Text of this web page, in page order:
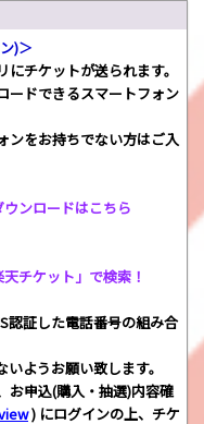
)＞
チケットが送られます。
ードできるスマートフォン
ンをお持ちでない方はご入
ンロードはこちら
チケット」で検索！
認証した電話番号の組み合
ようお願い致します。
お申込(購入・抽選)内容確
) にログインの上、チケ